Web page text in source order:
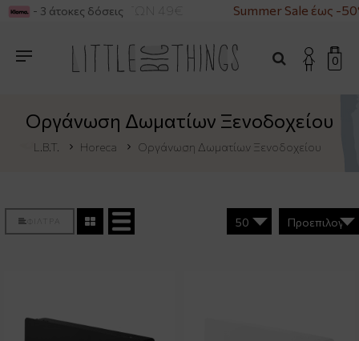
ΑΓΟΡΕΣ ΑΝΩ ΤΩΝ 49€ Summer Sale έως -50%
- 3 άτοκες δόσεις
0
Οργάνωση Δωματίων Ξενοδοχείου
L.B.T. Horeca Οργάνωση Δωματίων Ξενοδοχείου
ΦΙΛΤΡΑ